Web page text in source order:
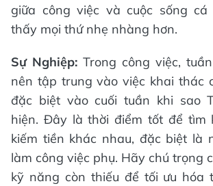
giữa công việc và cuộc sống
thấy mọi thứ nhẹ nhàng hơn.
Sự Nghiệp: Trong công việc,
nên tập trung vào việc khai thác
đặc biệt vào cuối tuần khi sao
hiện. Đây là thời điểm tốt để tìm
kiếm tiền khác nhau, đặc biệt là
làm công việc phụ. Hãy chú trọng
kỹ năng còn thiếu để tối ưu hóa